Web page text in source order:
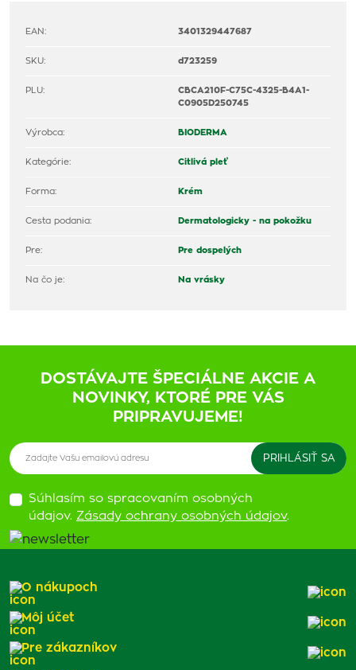
EAN: 3401329447687
SKU: d723259
PLU:
CBCA210F-C75C-4325-B4A1-
C0905D250745
Výrobca: BIODERMA
Kategórie: Citlivá pleť
Forma: Krém
Cesta podania: Dermatologicky - na pokožku
Pre: Pre dospelých
Na čo je: Na vrásky
DOSTÁVAJTE ŠPECIÁLNE AKCIE A
NOVINKY, KTORÉ PRE VÁS
PRIPRAVUJEME!
Súhlasím so spracovaním osobných
údajov. Zásady ochrany osobných údajov.
O nákupoch
Môj účet
Pre zákazníkov